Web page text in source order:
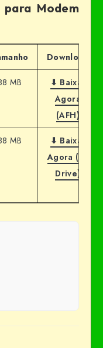
Modem
Download
MB
⬇ Baixar
Agora
(AFH)
MB
⬇ Baixar
Agora (G-
Drive)